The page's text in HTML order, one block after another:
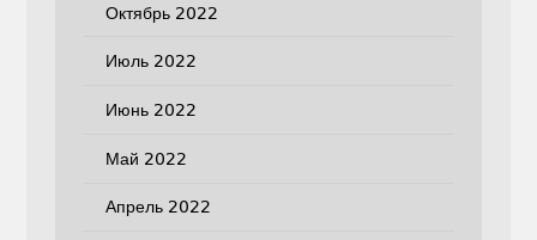
Октябрь 2022
Июль 2022
Июнь 2022
Май 2022
Апрель 2022